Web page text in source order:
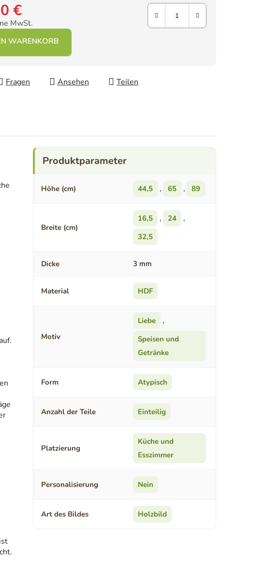
€
MwSt.
Fragen Ansehen Teilen
Höhe (cm) 44,5 , 65 , 89
Breite (cm)
16,5 , 24
,
32,5
Dicke 3 mm
Material HDF
Motiv
Liebe
,
Speisen und
Getränke
Form Atypisch
Anzahl der Teile Einteilig
Platzierung
Küche und
Esszimmer
Personalisierung Nein
Art des Bildes Holzbild